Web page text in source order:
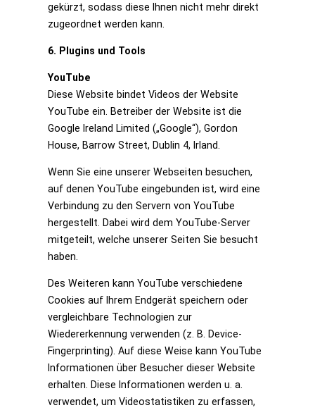
gekürzt, sodass diese Ihnen nicht mehr direkt
zugeordnet werden kann.
6. Plugins und Tools
YouTube
Diese Website bindet Videos der Website
YouTube ein. Betreiber der Website ist die
Google Ireland Limited („Google“), Gordon
House, Barrow Street, Dublin 4, Irland.
Wenn Sie eine unserer Webseiten besuchen,
auf denen YouTube eingebunden ist, wird eine
Verbindung zu den Servern von YouTube
hergestellt. Dabei wird dem YouTube-Server
mitgeteilt, welche unserer Seiten Sie besucht
haben.
Des Weiteren kann YouTube verschiedene
Cookies auf Ihrem Endgerät speichern oder
vergleichbare Technologien zur
Wiedererkennung verwenden (z. B. Device-
Fingerprinting). Auf diese Weise kann YouTube
Informationen über Besucher dieser Website
erhalten. Diese Informationen werden u. a.
verwendet, um Videostatistiken zu erfassen,